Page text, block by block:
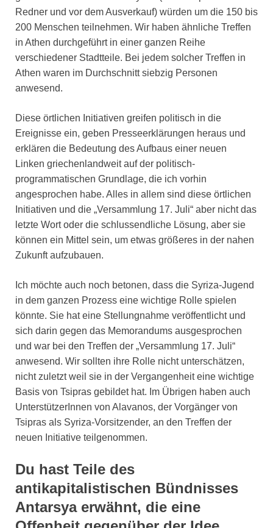
Redner und vor dem Ausverkauf) würden um die 150 bis
200 Menschen teilnehmen. Wir haben ähnliche Treffen
in Athen durchgeführt in einer ganzen Reihe
verschiedener Stadtteile. Bei jedem solcher Treffen in
Athen waren im Durchschnitt siebzig Personen
anwesend.
Diese örtlichen Initiativen greifen politisch in die
Ereignisse ein, geben Presseerklärungen heraus und
erklären die Bedeutung des Aufbaus einer neuen
Linken griechenlandweit auf der politisch-
programmatischen Grundlage, die ich vorhin
angesprochen habe. Alles in allem sind diese örtlichen
Initiativen und die „Versammlung 17. Juli“ aber nicht das
letzte Wort oder die schlussendliche Lösung, aber sie
können ein Mittel sein, um etwas größeres in der nahen
Zukunft aufzubauen.
Ich möchte auch noch betonen, dass die Syriza-Jugend
in dem ganzen Prozess eine wichtige Rolle spielen
könnte. Sie hat eine Stellungnahme veröffentlicht und
sich darin gegen das Memorandums ausgesprochen
und war bei den Treffen der „Versammlung 17. Juli“
anwesend. Wir sollten ihre Rolle nicht unterschätzen,
nicht zuletzt weil sie in der Vergangenheit eine wichtige
Basis von Tsipras gebildet hat. Im Übrigen haben auch
UnterstützerInnen von Alavanos, der Vorgänger von
Tsipras als Syriza-Vorsitzender, an den Treffen der
neuen Initiative teilgenommen.
Du hast Teile des
antikapitalistischen Bündnisses
Antarsya erwähnt, die eine